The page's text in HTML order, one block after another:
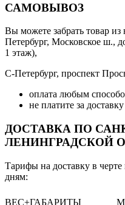
САМОВЫВОЗ
Вы можете забрать товар
Петербург, Московское ш.,
1 этаж),
С-Петербург, проспект
оплата любым
не платите за доставку
ДОСТАВКА ПО
ЛЕНИНГРАДСКОЙ
Тарифы на доставку в
дням:
ВЕС+ГАБАРИТЫ